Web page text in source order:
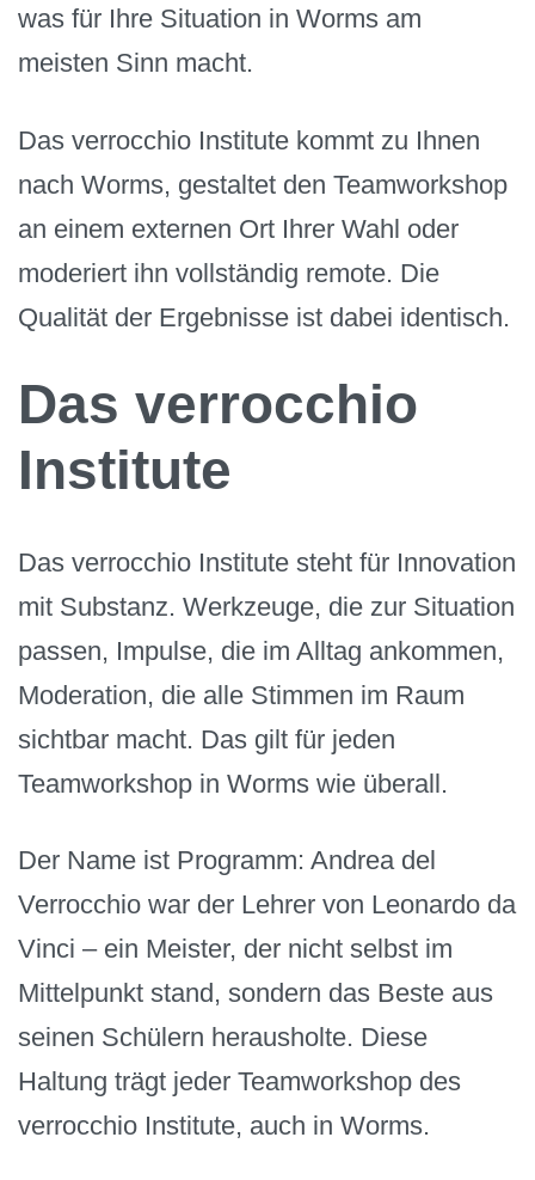
was für Ihre Situation in Worms am
meisten Sinn macht.
Das verrocchio Institute kommt zu Ihnen
nach Worms, gestaltet den Teamworkshop
an einem externen Ort Ihrer Wahl oder
moderiert ihn vollständig remote. Die
Qualität der Ergebnisse ist dabei identisch.
Das verrocchio
Institute
Das verrocchio Institute steht für Innovation
mit Substanz. Werkzeuge, die zur Situation
passen, Impulse, die im Alltag ankommen,
Moderation, die alle Stimmen im Raum
sichtbar macht. Das gilt für jeden
Teamworkshop in Worms wie überall.
Der Name ist Programm: Andrea del
Verrocchio war der Lehrer von Leonardo da
Vinci – ein Meister, der nicht selbst im
Mittelpunkt stand, sondern das Beste aus
seinen Schülern herausholte. Diese
Haltung trägt jeder Teamworkshop des
verrocchio Institute, auch in Worms.